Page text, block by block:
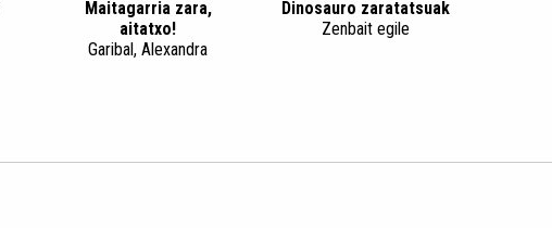
Maitagarria zara,
aitatxo!
Garibal, Alexandra
Dinosauro zaratatsuak
Zenbait egile